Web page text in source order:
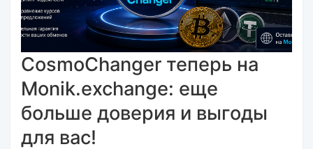
CosmoChanger теперь на
Monik.exchange: еще
больше доверия и выгоды
для вас!